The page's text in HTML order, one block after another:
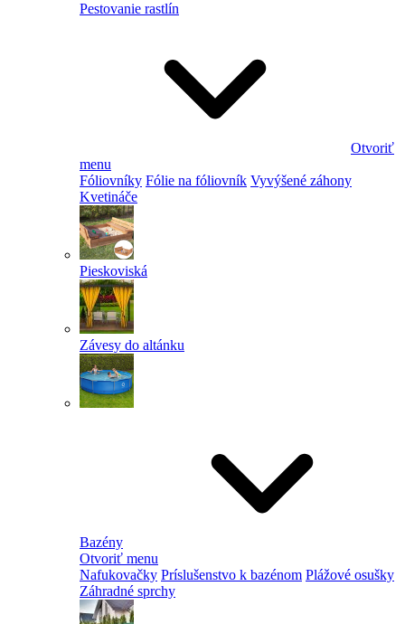
Pestovanie rastlín
Otvoriť
menu
Fóliovníky Fólie na fóliovník Vyvýšené záhony
Kvetináče
Pieskoviská
Závesy do altánku
Bazény
Otvoriť menu
Nafukovačky Príslušenstvo k bazénom Plážové osušky
Záhradné sprchy